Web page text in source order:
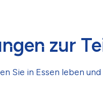
zur
Sie in Essen leben